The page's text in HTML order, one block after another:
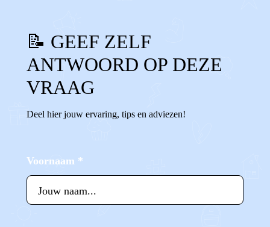
📝 GEEF ZELF
ANTWOORD OP DEZE
VRAAG
Deel hier jouw ervaring, tips en adviezen!
Voornaam *